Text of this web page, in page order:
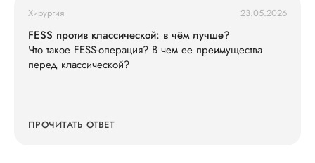
Хирургия 23.05.2026
FESS против классической: в чём лучше?
Что такое FESS-операция? В чем ее преимущества
перед классической?
ПРОЧИТАТЬ ОТВЕТ